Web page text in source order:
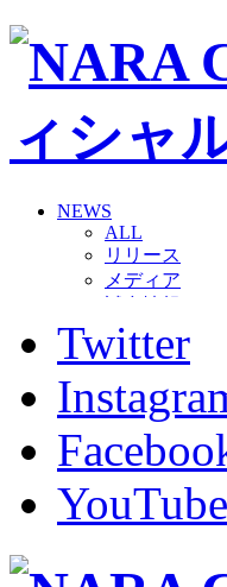
NEWS
ALL
リリース
メディア
グッズ
ファンコミュ
ホームタウン
コラム
その他
TEAM
2026/27トップ
2026/27トッ
バモス
Twitter
YouTube